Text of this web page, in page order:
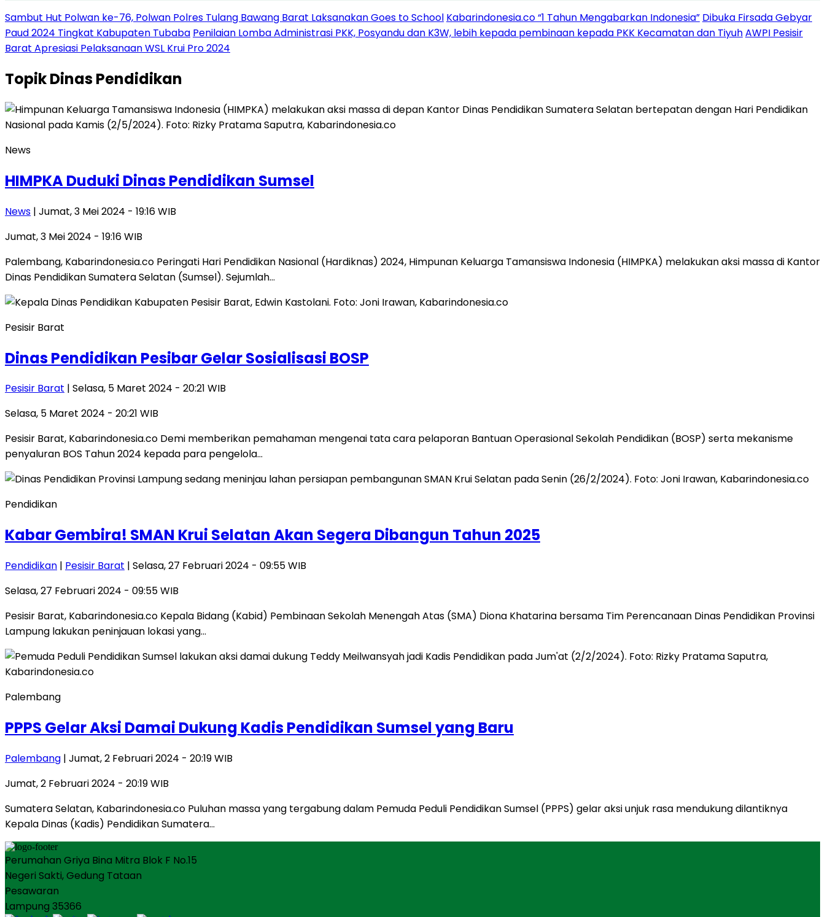
Sambut Hut Polwan ke-76, Polwan Polres Tulang Bawang Barat Laksanakan Goes to School Kabarindonesia.co “1 Tahun Mengabarkan Indonesia” Dibuka Firsada Gebyar
Paud 2024 Tingkat Kabupaten Tubaba Penilaian Lomba Administrasi PKK, Posyandu dan K3W, lebih kepada pembinaan kepada PKK Kecamatan dan TiyuhAWPI Pesisir
Barat Apresiasi Pelaksanaan WSL Krui Pro 2024
TopikDinas Pendidikan
News
HIMPKA Duduki Dinas Pendidikan Sumsel
News | Jumat, 3 Mei 2024 - 19:16 WIB
Jumat, 3 Mei 2024 - 19:16 WIB
Palembang, Kabarindonesia.co Peringati Hari Pendidikan Nasional (Hardiknas) 2024, Himpunan Keluarga Tamansiswa Indonesia (HIMPKA) melakukan aksi massa di Kantor
Dinas Pendidikan Sumatera Selatan (Sumsel). Sejumlah…
Pesisir Barat
Dinas Pendidikan Pesibar Gelar Sosialisasi BOSP
Pesisir Barat | Selasa, 5 Maret 2024 - 20:21 WIB
Selasa, 5 Maret 2024 - 20:21 WIB
Pesisir Barat, Kabarindonesia.co Demi memberikan pemahaman mengenai tata cara pelaporan Bantuan Operasional Sekolah Pendidikan (BOSP) serta mekanisme
penyaluran BOS Tahun 2024 kepada para pengelola…
Pendidikan
Kabar Gembira! SMAN Krui Selatan Akan Segera Dibangun Tahun 2025
Pendidikan | Pesisir Barat | Selasa, 27 Februari 2024 - 09:55 WIB
Selasa, 27 Februari 2024 - 09:55 WIB
Pesisir Barat, Kabarindonesia.co Kepala Bidang (Kabid) Pembinaan Sekolah Menengah Atas (SMA) Diona Khatarina bersama Tim Perencanaan Dinas Pendidikan Provinsi
Lampung lakukan peninjauan lokasi yang…
Palembang
PPPS Gelar Aksi Damai Dukung Kadis Pendidikan Sumsel yang Baru
Palembang | Jumat, 2 Februari 2024 - 20:19 WIB
Jumat, 2 Februari 2024 - 20:19 WIB
Sumatera Selatan, Kabarindonesia.co Puluhan massa yang tergabung dalam Pemuda Peduli Pendidikan Sumsel (PPPS) gelar aksi unjuk rasa mendukung dilantiknya
Kepala Dinas (Kadis) Pendidikan Sumatera…
Perumahan Griya Bina Mitra Blok F No.15
Negeri Sakti, Gedung Tataan
Pesawaran
Lampung 35366